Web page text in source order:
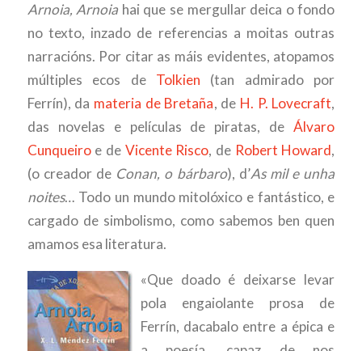
Arnoia, Arnoia hai que se mergullar deica o fondo
no texto, inzado de referencias a moitas outras
narracións. Por citar as máis evidentes, atopamos
múltiples ecos de Tolkien (tan admirado por
Ferrín), da materia de Bretaña, de H. P. Lovecraft,
das novelas e películas de piratas, deÁlvaro
Cunqueiroe de Vicente Risco, de Robert Howard,
(o creador de Conan, o bárbaro), d’As mil e unha
noites… Todo un mundo mitolóxico e fantástico, e
cargado de simbolismo, como sabemos ben quen
amamos esa literatura.
«Que doado é deixarse levar
pola engaiolante prosa de
Ferrín, dacabalo entre a épica e